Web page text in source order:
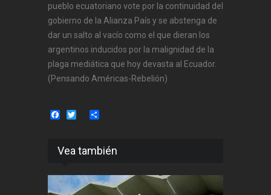
pueblo ecuatoriano vote por la continuidad del
gobierno de la Alianza País y se abstenga de
dar un salto al vacío como el que dieran los
argentinos inducidos por la malignidad de la
plaga mediática que hoy devasta al Ecuador.
(Pensando Américas-Rebelión)
Facebook
Twitter
Vea también